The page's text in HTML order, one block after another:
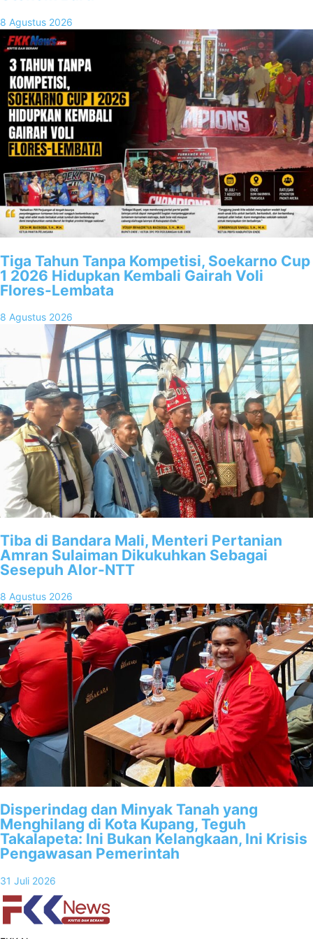
8 Agustus 2026
Tiga Tahun Tanpa Kompetisi, Soekarno Cup
1 2026 Hidupkan Kembali Gairah Voli
Flores-Lembata
8 Agustus 2026
Tiba di Bandara Mali, Menteri Pertanian
Amran Sulaiman Dikukuhkan Sebagai
Sesepuh Alor-NTT
8 Agustus 2026
Disperindag dan Minyak Tanah yang
Menghilang di Kota Kupang, Teguh
Takalapeta: Ini Bukan Kelangkaan, Ini Krisis
Pengawasan Pemerintah
31 Juli 2026